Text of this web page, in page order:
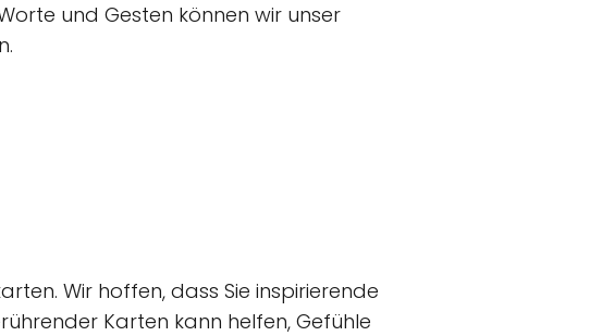
und Gesten können wir unser
Wir hoffen, dass Sie inspirierende
Karten kann helfen, Gefühle